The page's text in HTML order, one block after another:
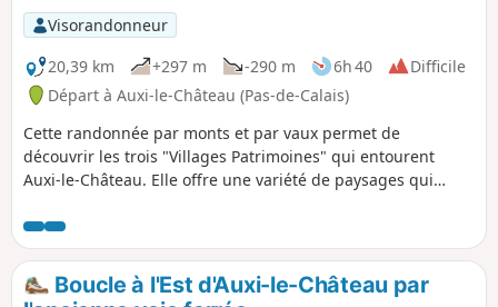
Visorandonneur
20,39 km
+297 m -290 m 6h 40
Difficile
Départ à Auxi-le-Château (Pas-de-Calais)
Cette randonnée par monts et par vaux permet de
découvrir les trois "Villages Patrimoines" qui entourent
Auxi-le-Château. Elle offre une variété de paysages qui
et au respect de la diversité.
Boucle à l'Est d'Auxi-le-Château par